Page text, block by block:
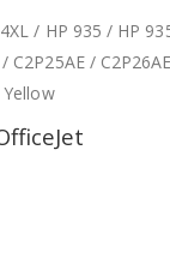
/ HP 935 / HP
C2P25AE / C2P26AE